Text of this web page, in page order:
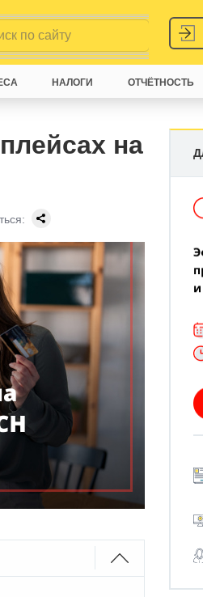
на
НАЛОГИ ОТЧЁТНОСТЬ